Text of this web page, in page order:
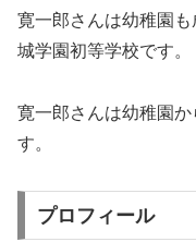
寛一郎さんは幼稚園
城学園初等学校です。
寛一郎さんは幼稚園
す。
プロフィール